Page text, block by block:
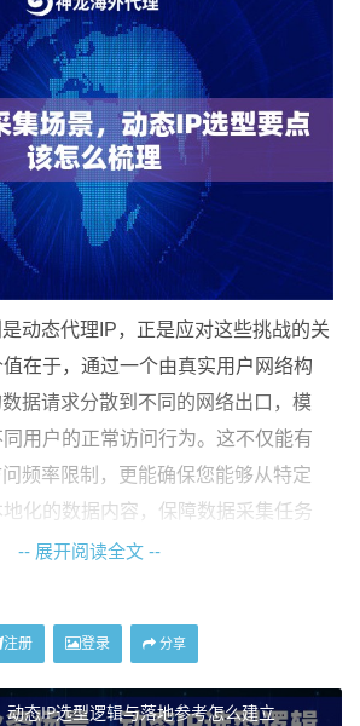
动态代理IP，正是应对这些挑战的关
在于，通过一个由真实用户网络构
据请求分散到不同的网络出口，模
用户的正常访问行为。这不仅能有
频率限制，更能确保您能够从特定
化的数据内容，保障数据采集任务
。
？关键在于建立清晰的选型框架，从
-- 展开阅读全文 --
注册 登录 分享
动态IP选型逻辑与落地参考怎么建立